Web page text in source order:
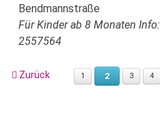
Bendmannstraße
Für Kinder ab 8 Monaten
2557564
Zurück 1 2 3 4